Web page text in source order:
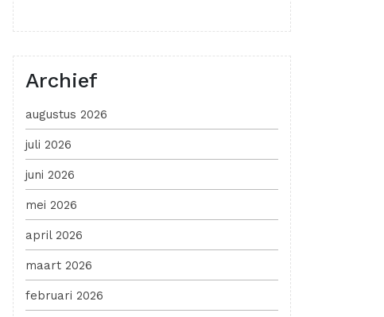
Archief
augustus 2026
juli 2026
juni 2026
mei 2026
april 2026
maart 2026
februari 2026